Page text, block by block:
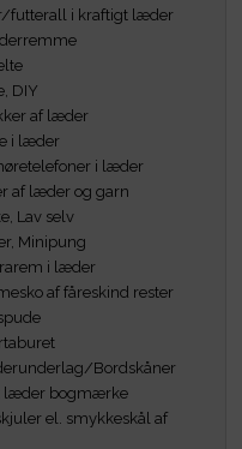
futterall i kraftigt læder
DIY
af læder
i læder
i læder
af læder og garn
Lav selv
Minipung
i læder
af fåreskind rester
Bordskåner
læder bogmærke
el. smykkeskål af